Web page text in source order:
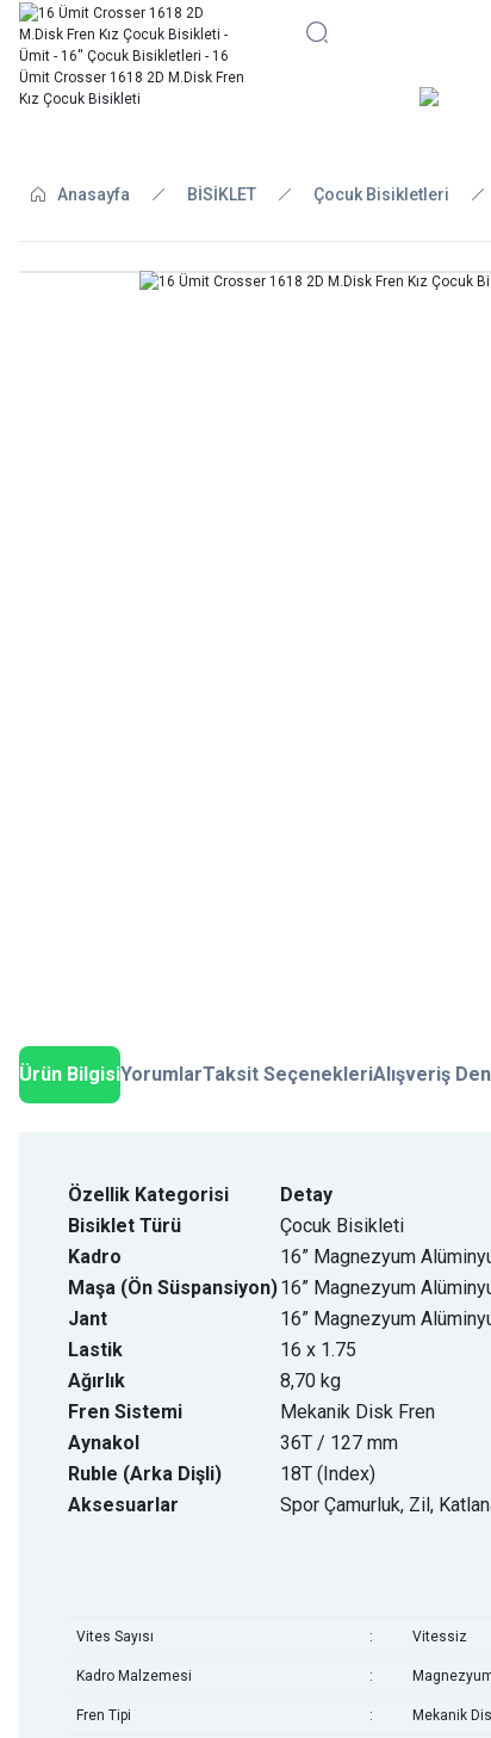
Anasayfa BİSİKLET Çocuk Bisikletleri
Ürün BilgisiYorumlarTaksit SeçenekleriAlışveriş
Özellik Kategorisi
Detay
Bisiklet Türü
Çocuk Bisikleti
Kadro
16” Magnezyum
Maşa (Ön Süspansiyon)16” Magnezyum
Jant
16” Magnezyum
Lastik
16 x 1.75
Ağırlık
8,70 kg
Fren Sistemi
Mekanik Disk Fren
Aynakol
36T / 127 mm
Ruble (Arka Dişli)
18T (Index)
Aksesuarlar
Spor Çamurluk, Zil,
Vites Sayısı : Vitessiz
Kadro Malzemesi :
Fren Tipi : Mekanik